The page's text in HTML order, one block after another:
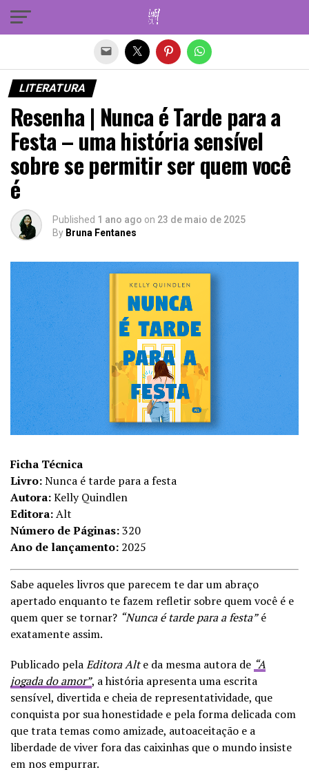
LITERATURA
Resenha | Nunca é Tarde para a
Festa – uma história sensível
sobre se permitir ser quem você
é
Published 1 ano ago on 23 de maio de 2025
By Bruna Fentanes
Ficha Técnica
Livro:Nunca é tarde para a festa
Autora:Kelly Quindlen
Editora:Alt
Número de Páginas:320
Ano de lançamento: 2025
Sabe aqueles livros que parecem te dar um abraço
apertado enquanto te fazem refletir sobre quem você é e
quem quer se tornar? “Nunca é tarde para a festa”é
exatamente assim.
Publicado pelaEditora Alte da mesma autora de “A
jogada do amor”, a história apresenta uma escrita
sensível, divertida e cheia de representatividade, que
conquista por sua honestidade e pela forma delicada com
que trata temas como amizade, autoaceitação e a
liberdade de viver fora das caixinhas que o mundo insiste
em nos empurrar.
Sair da versão mobile